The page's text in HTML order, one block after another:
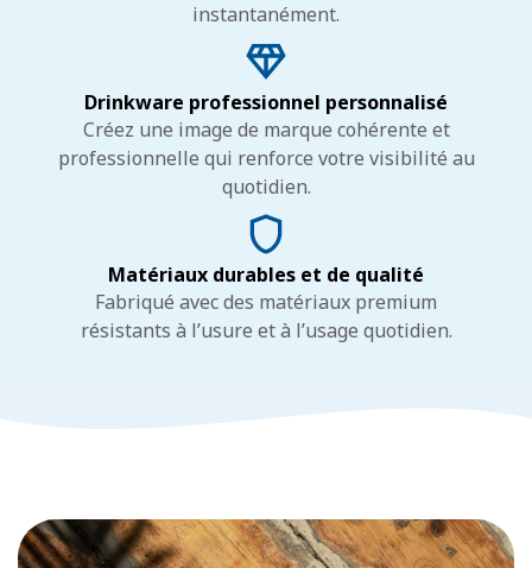
instantanément.
Drinkware professionnel personnalisé
Créez une image de marque cohérente et
professionnelle qui renforce votre visibilité au
quotidien.
Matériaux durables et de qualité
Fabriqué avec des matériaux premium
résistants à l’usure et à l’usage quotidien.